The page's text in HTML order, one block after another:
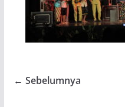
← Sebelumnya